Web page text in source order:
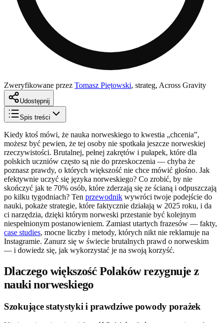
Zweryfikowane przez Tomasz Piętowski, strateg, Across Gravity
Udostępnij
Spis treści
Kiedy ktoś mówi, że nauka norweskiego to kwestia „chcenia”,
możesz być pewien, że tej osoby nie spotkała jeszcze norweskiej
rzeczywistości. Brutalnej, pełnej zakrętów i pułapek, które dla
polskich uczniów często są nie do przeskoczenia — chyba że
poznasz prawdy, o których większość nie chce mówić głośno. Jak
efektywnie uczyć się języka norweskiego? Co zrobić, by nie
skończyć jak te 70% osób, które zderzają się ze ścianą i odpuszczają
po kilku tygodniach? Ten przewodnik wywróci twoje podejście do
nauki, pokaże strategie, które faktycznie działają w 2025 roku, i da
ci narzędzia, dzięki którym norweski przestanie być kolejnym
niespełnionym postanowieniem. Zamiast utartych frazesów — fakty,
case studies, mocne liczby i metody, których nikt nie reklamuje na
Instagramie. Zanurz się w świecie brutalnych prawd o norweskim
— i dowiedz się, jak wykorzystać je na swoją korzyść.
Dlaczego większość Polaków rezygnuje z
nauki norweskiego
Szokujące statystyki i prawdziwe powody porażek